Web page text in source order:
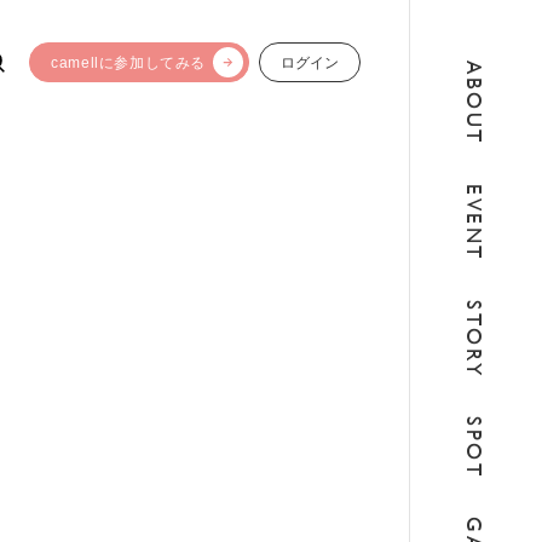
camellに参加してみる ログイン ABOUT
EVENT
STORY
SPOT